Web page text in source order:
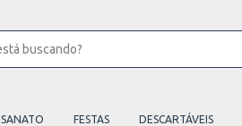
FESTAS DESCARTÁVEIS